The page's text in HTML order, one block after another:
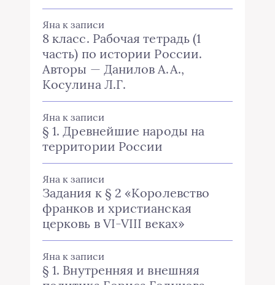
Яна к записи
8 класс. Рабочая тетрадь (1
часть) по истории России.
Авторы — Данилов А.А.,
Косулина Л.Г.
Яна к записи
§ 1. Древнейшие народы на
территории России
Яна к записи
Задания к § 2 «Королевство
франков и христианская
церковь в VI-VIII веках»
Яна к записи
§ 1. Внутренняя и внешняя